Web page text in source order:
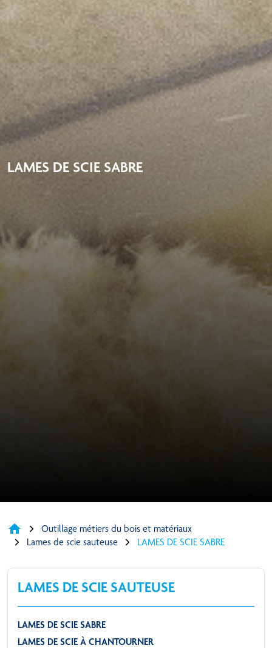
LAMES DE SCIE SABRE
home
Outillage métiers du bois et matériaux
Lames de scie sauteuse
LAMES DE SCIE SABRE
LAMES DE SCIE SAUTEUSE
LAMES DE SCIE SABRE
LAMES DE SCIE À CHANTOURNER